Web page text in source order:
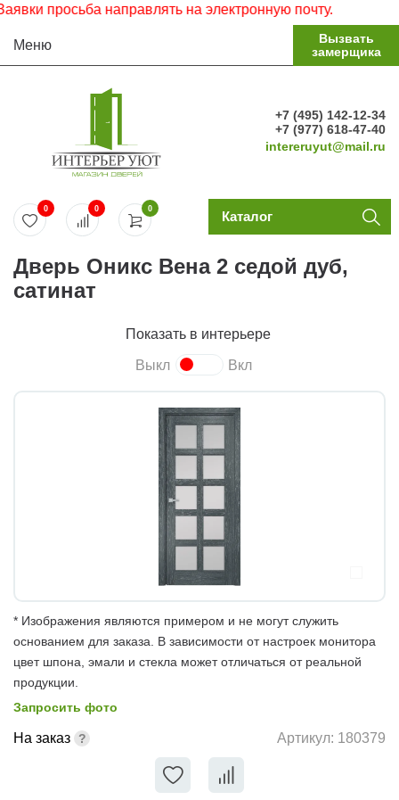
просьба направлять на электронную почту.
Меню
Вызвать
замерщика
+7 (495) 142-12-34
+7 (977) 618-47-40
intereruyut@mail.ru
0
0 0 Каталог
Дверь Оникс Вена 2 седой дуб,
сатинат
Показать в интерьере
Выкл Вкл
* Изображения являются примером и не могут служить
основанием для заказа. В зависимости от настроек монитора
цвет шпона, эмали и стекла может отличаться от реальной
продукции.
Запросить фото
На заказ Артикул: 180379